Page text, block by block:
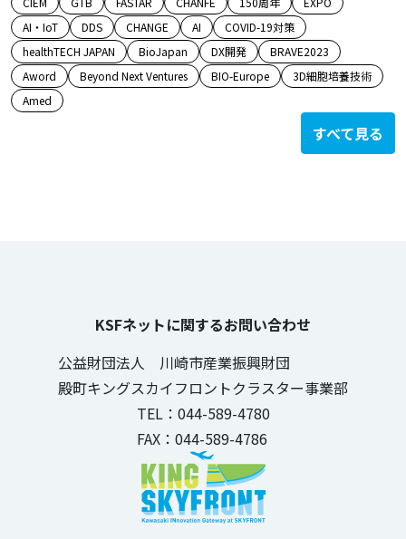
AI・IoT
DDS CHANGE AI
COVID-19対策
healthTECH JAPAN
BioJapan DX開発
BRAVE2023
Aword
Beyond Next Ventures BIO-Europe
3D細胞培養技術
Amed
すべて見る
KSFネットに関するお問い合わせ
公益財団法人 川崎市産業振興財団
殿町キングスカイフロントクラスター事業部
TEL：044-589-4780
FAX：044-589-4786